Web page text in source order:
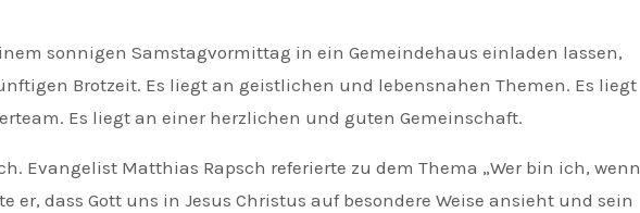
Brotzeit. Es liegt an geistlichen und lebensnahen Themen. Es liegt
Es liegt an einer herzlichen und guten Gemeinschaft.
Evangelist Matthias Rapsch referierte zu dem Thema „Wer bin ich, wenn
er, dass Gott uns in Jesus Christus auf besondere Weise ansieht und sein